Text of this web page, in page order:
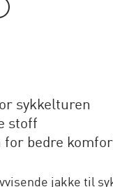
sykkelturen
stoff
for bedre
jakke til